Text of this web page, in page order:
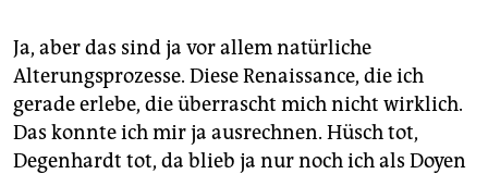
Ja, aber das sind ja vor allem natürliche
Alterungsprozesse. Diese Renaissance, die ich
gerade erlebe, die überrascht mich nicht wirklich.
Das konnte ich mir ja ausrechnen. Hüsch tot,
Degenhardt tot, da blieb ja nur noch ich als Doyen